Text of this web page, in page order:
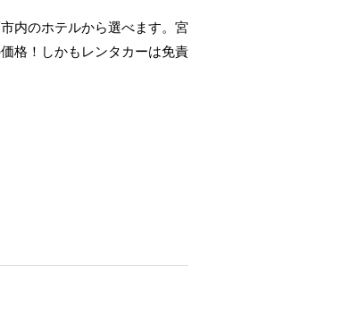
内のホテルから選べます。宮
格！しかもレンタカーは免責